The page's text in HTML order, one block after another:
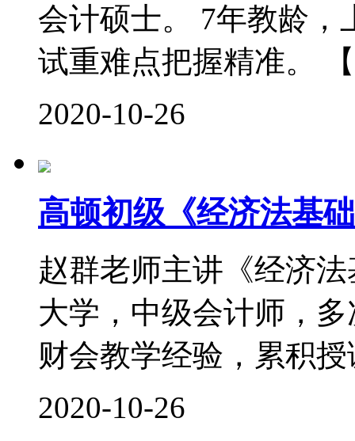
会计硕士。 7年教龄
试重难点把握精准。
2020-10-26
高顿初级《经济法基
赵群老师主讲《经济
大学，中级会计师，
财会教学经验，累积
2020-10-26